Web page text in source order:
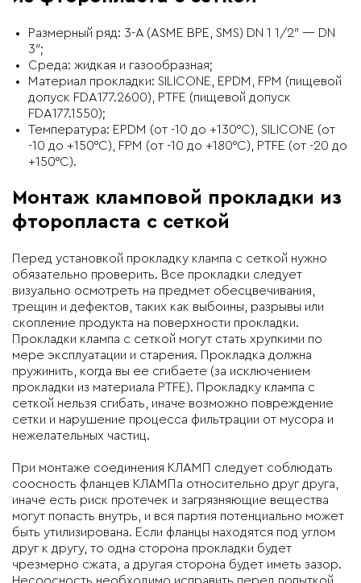
Размерный ряд: 3-A (ASME BPE, SMS) DN 1 1/2″ — DN
3″;
Среда: жидкая и газообразная;
Материал прокладки: SILICONE, EPDM,
FPM (пищевой
допуск FDA177.2600), PTFE (пищевой допуск
FDA177.1550);
Температура: EPDM (от -10 до +130°C), SILICONE (от
-10 до +150°C),
FPM (от -10 до +180°C), PTFE (от -20 до
+150°C).
Монтаж кламповой прокладки из
фторопласта с сеткой
Перед установкой прокладку клампа с сеткой нужно
обязательно проверить. Все прокладки следует
визуально осмотреть на предмет обесцвечивания,
трещин и дефектов, таких как выбоины, разрывы или
скопление продукта на поверхности прокладки.
Прокладки клампа с сеткой могут стать хрупкими по
мере эксплуатации и старения. Прокладка должна
пружинить, когда вы ее сгибаете (за исключением
прокладки из материала PTFE). Прокладку клампа с
сеткой нельзя сгибать, иначе возможно повреждение
сетки и нарушение процесса фильтрации от мусора и
нежелательных частиц.
При монтаже соединения КЛАМП следует соблюдать
соосность фланцев КЛАМПа относительно друг друга,
иначе есть риск протечек и загрязняющие вещества
могут попасть внутрь, и вся партия потенциально может
быть утилизирована. Если фланцы находятся под углом
друг к другу, то одна сторона прокладки будет
чрезмерно сжата, а другая сторона будет иметь зазор.
Несоосность необходимо исправить перед попыткой